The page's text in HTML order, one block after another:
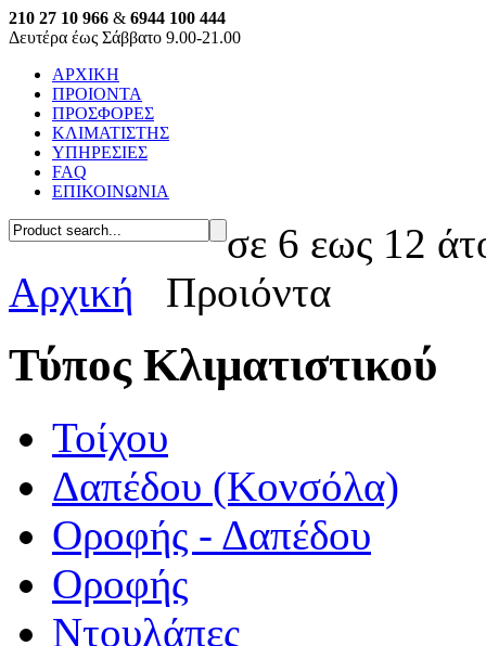
210 27 10 966 & 6944 100 444
Δευτέρα έως Σάββατο 9.00-21.00
ΑΡΧΙΚΗ
ΠΡΟΙΟΝΤΑ
ΠΡΟΣΦΟΡΕΣ
ΚΛΙΜΑΤΙΣΤΗΣ
ΥΠΗΡΕΣΙΕΣ
FAQ
ΕΠΙΚΟΙΝΩΝΙΑ
σε 6 εως 12
Αρχική
Προιόντα
Τύπος Κλιματιστικού
Τοίχου
Δαπέδου (Κονσόλα)
Οροφής - Δαπέδου
Οροφής
Ντουλάπες